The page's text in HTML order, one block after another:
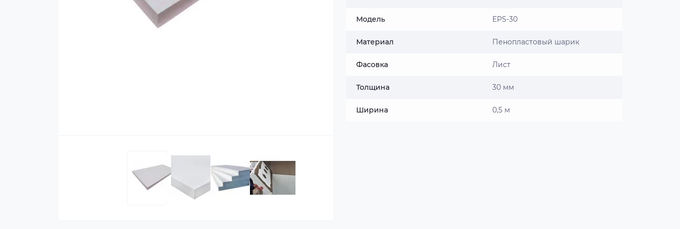
Модель EPS-30
Материал Пенопластовый шарик
Фасовка Лист
Толщина 30 мм
Ширина 0,5 м